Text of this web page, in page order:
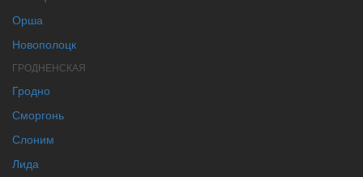
Орша
Новополоцк
ГРОДНЕНСКАЯ
Гродно
Сморгонь
Слоним
Лида